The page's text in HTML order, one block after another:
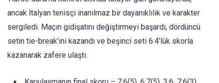
ancak İtalyan tenisçi inanılmaz bir dayanıklılık ve karakter
sergiledi. Maçın gidişatını değiştirmeyi başardı, dördüncü
setin tie-break’ini kazandı ve beşinci seti 6:4’lük skorla
kazanarak zafere ulaştı.